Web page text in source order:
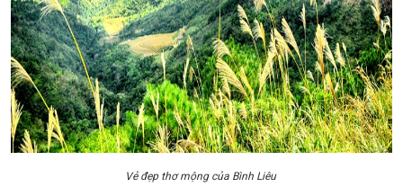
Vẻ đẹp thơ mộng của Bình Liêu